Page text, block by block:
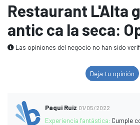
Restaurant L'Alta
antic ca la seca:
Las opiniones del negocio no han sido
Deja tu opinión
Paqui Ruiz 01/05/2022
Experiencia fantástica: Cumple